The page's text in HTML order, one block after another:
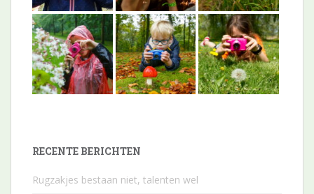
RECENTE BERICHTEN
Rugzakjes bestaan niet, talenten wel